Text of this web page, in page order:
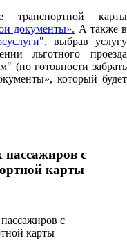
транспортной карты
документы». А также в
, выбрав услугу
льготного проезда
(по готовности забрать
который будет
пассажиров с
карты